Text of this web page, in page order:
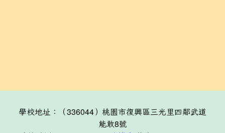
學校地址：（336044）桃園市復興區三光里四鄰武道
能敢8號